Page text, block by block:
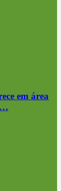
em área